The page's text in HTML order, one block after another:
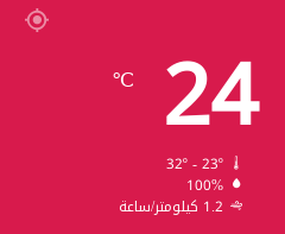
24
℃
32º - 23º
100%
1.2 كيلومتر/ساعة